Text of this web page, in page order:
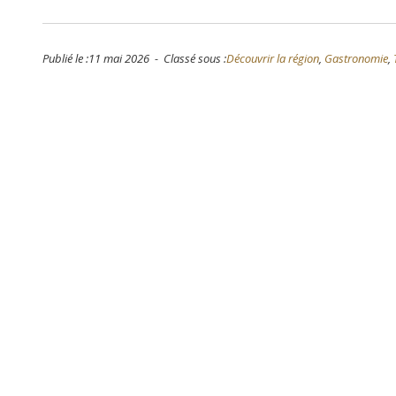
Publié le :11 mai 2026 - Classé sous :Découvrir la région, Gastronomie,